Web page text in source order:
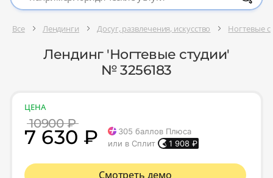
Все Лендинги Досуг, развлечения, искусство Ногтевые
Лендинг 'Ногтевые студии'
№ 3256183
ЦЕНА
10900 ₽
7 630 ₽ 305 баллов Плюса
или в Сплит
1 908 ₽
Смотреть демо